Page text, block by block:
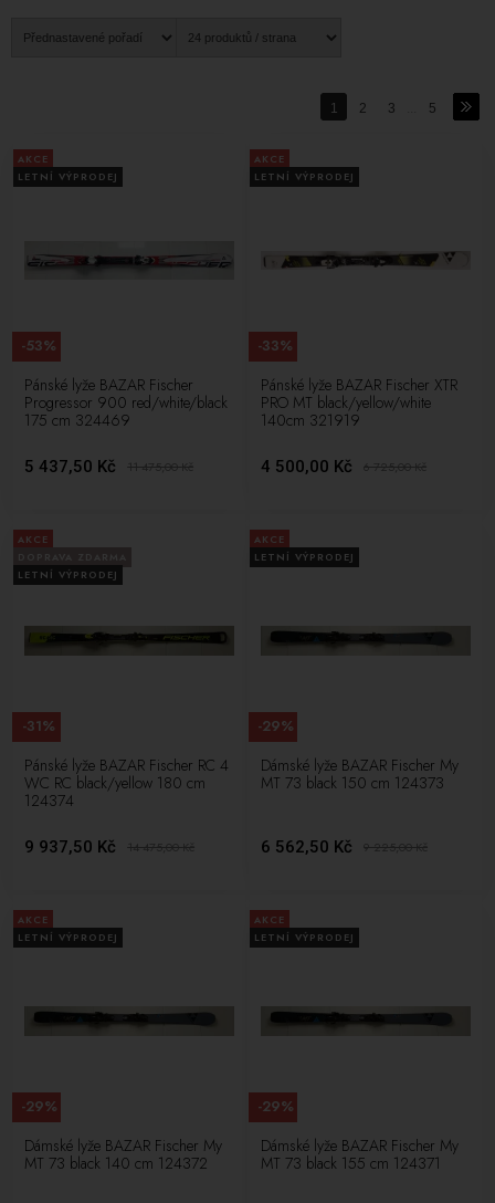
sněhu. Ať jste rekreační lyžař nebo profesionální sportovec, Fischer
1 2 3 5
AKCE
LETNÍ VÝPRODEJ
Pánské lyže BAZAR Fischer
Progressor 900 red/white/black
175 cm 324469
5 437,50 Kč 11 475,00Kč
-53%
AKCE
LETNÍ VÝPRODEJ
Pánské lyže BAZAR Fischer XTR
PRO MT black/yellow/white
140cm 321919
4 500,00 Kč 6 725,00Kč
-33%
AKCE
LETNÍ VÝPRODEJ
Pánské lyže BAZAR Fischer RC 4
WC RC black/yellow 180 cm
124374
9 937,50 Kč 14 475,00Kč
-31%
AKCE
LETNÍ VÝPRODEJ
Dámské lyže BAZAR Fischer My
MT 73 black 150 cm 124373
6 562,50 Kč 9 225,00Kč
-29%
AKCE
LETNÍ VÝPRODEJ
Dámské lyže BAZAR Fischer My
MT 73 black 140 cm 124372
-29%
AKCE
LETNÍ VÝPRODEJ
Dámské lyže BAZAR Fischer My
MT 73 black 155 cm 124371
-29%